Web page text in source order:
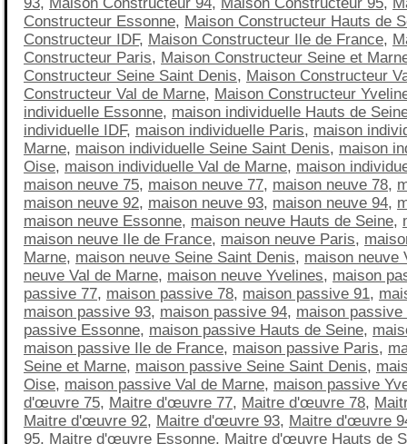
Constructeur Essonne, Maison Constructeur Hauts de
Constructeur IDF, Maison Constructeur Ile de France,
Constructeur Paris, Maison Constructeur Seine et
Constructeur Seine Saint Denis, Maison Constructeur
Constructeur Val de Marne, Maison Constructeur
individuelle Essonne, maison individuelle Hauts de
individuelle IDF, maison individuelle Paris, maison
Marne, maison individuelle Seine Saint Denis, maison
Oise, maison individuelle Val de Marne, maison
maison neuve 75, maison neuve 77, maison neuve 78,
maison neuve 92, maison neuve 93, maison neuve 94,
maison neuve Essonne, maison neuve Hauts de Seine,
maison neuve Ile de France, maison neuve Paris,
Marne, maison neuve Seine Saint Denis, maison neuve
neuve Val de Marne, maison neuve Yvelines, maison
passive 77, maison passive 78, maison passive 91,
maison passive 93, maison passive 94, maison passive
passive Essonne, maison passive Hauts de Seine,
maison passive Ile de France, maison passive Paris,
Seine et Marne, maison passive Seine Saint Denis,
Oise, maison passive Val de Marne, maison passive
d'œuvre 75, Maitre d'œuvre 77, Maitre d'œuvre 78,
Maitre d'œuvre 92, Maitre d'œuvre 93, Maitre d'œuvre
95, Maitre d'œuvre Essonne, Maitre d'œuvre Hauts de